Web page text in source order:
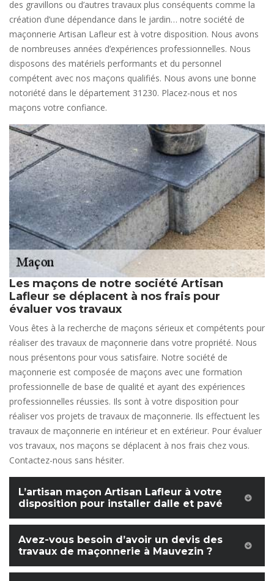
des gravillons ou d’autres travaux plus conséquents comme la
création d’une dépendance dans le jardin… notre société de
maçonnerie Artisan Lafleur est à votre disposition. Nous avons
de nombreuses années d’expériences professionnelles. Nous
disposons des matériels performants et du personnel
compétent avec nos maçons qualifiés. Nous avons une bonne
notoriété dans le département 31230. Placez-nous et nos
maçons votre confiance.
Les maçons de notre société Artisan
Lafleur se déplacent à nos frais pour
évaluer vos travaux
Vous êtes à la recherche de maçons sérieux et compétents pour
réaliser des travaux de maçonnerie dans votre propriété. Nous
nous présentons pour vous satisfaire. Notre société de
maçonnerie est composée de maçons avec une formation
professionnelle de base de qualité et ayant des expériences
professionnelles réussies. Ils sont à votre disposition pour
réaliser vos projets de travaux de maçonnerie. Ils effectuent les
travaux de maçonnerie en intérieur et en extérieur. Pour évaluer
vos travaux, nos maçons se déplacent à nos frais chez vous.
Contactez-nous sans hésiter.
L’artisan maçon Artisan Lafleur à votre
disposition pour installer dalle et pavé
Avez-vous besoin d’avoir un devis des
travaux de maçonnerie à Mauvezin ?